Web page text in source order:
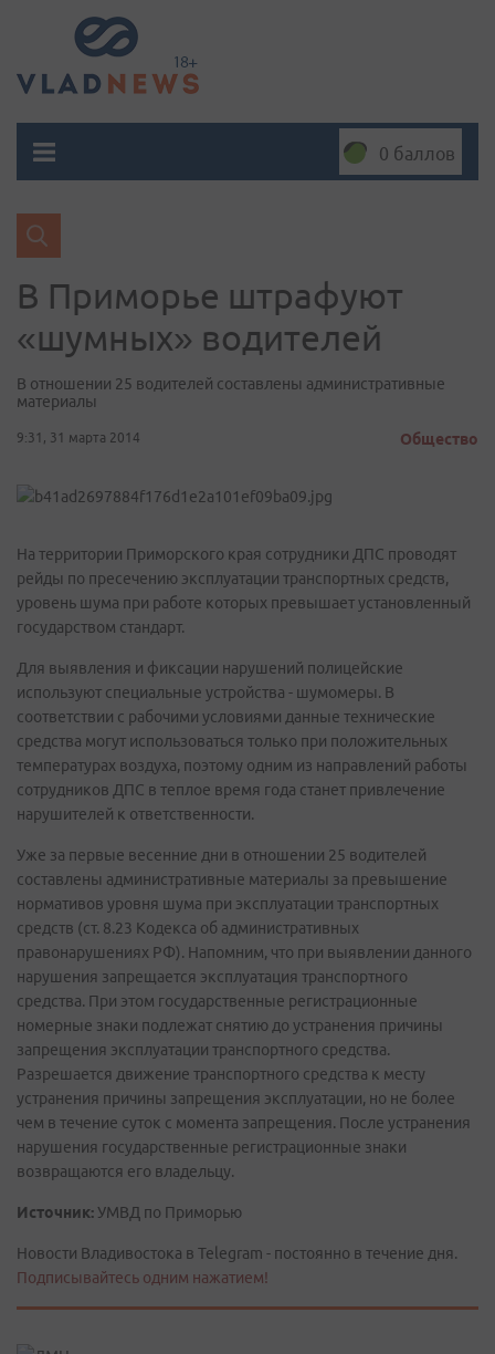
0 баллов
В Приморье штрафуют
«шумных» водителей
В отношении 25 водителей составлены административные
материалы
9:31, 31 марта 2014 Общество
На территории Приморского края сотрудники ДПС проводят
рейды по пресечению эксплуатации транспортных средств,
уровень шума при работе которых превышает установленный
государством стандарт.
Для выявления и фиксации нарушений полицейские
используют специальные устройства - шумомеры. В
соответствии с рабочими условиями данные технические
средства могут использоваться только при положительных
температурах воздуха, поэтому одним из направлений работы
сотрудников ДПС в теплое время года станет привлечение
нарушителей к ответственности.
Уже за первые весенние дни в отношении 25 водителей
составлены административные материалы за превышение
нормативов уровня шума при эксплуатации транспортных
средств (ст. 8.23 Кодекса об административных
правонарушениях РФ). Напомним, что при выявлении данного
нарушения запрещается эксплуатация транспортного
средства. При этом государственные регистрационные
номерные знаки подлежат снятию до устранения причины
запрещения эксплуатации транспортного средства.
Разрешается движение транспортного средства к месту
устранения причины запрещения эксплуатации, но не более
чем в течение суток с момента запрещения. После устранения
нарушения государственные регистрационные знаки
возвращаются его владельцу.
Источник: УМВД по Приморью
Новости Владивостока в Telegram - постоянно в течение дня.
Подписывайтесь одним нажатием!